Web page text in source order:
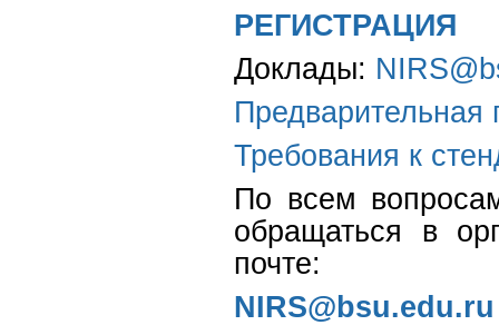
РЕГИСТРАЦИЯ
Доклады:
Требования к
По всем
обращаться в
почте:
NIRS@bsu.edu.ru